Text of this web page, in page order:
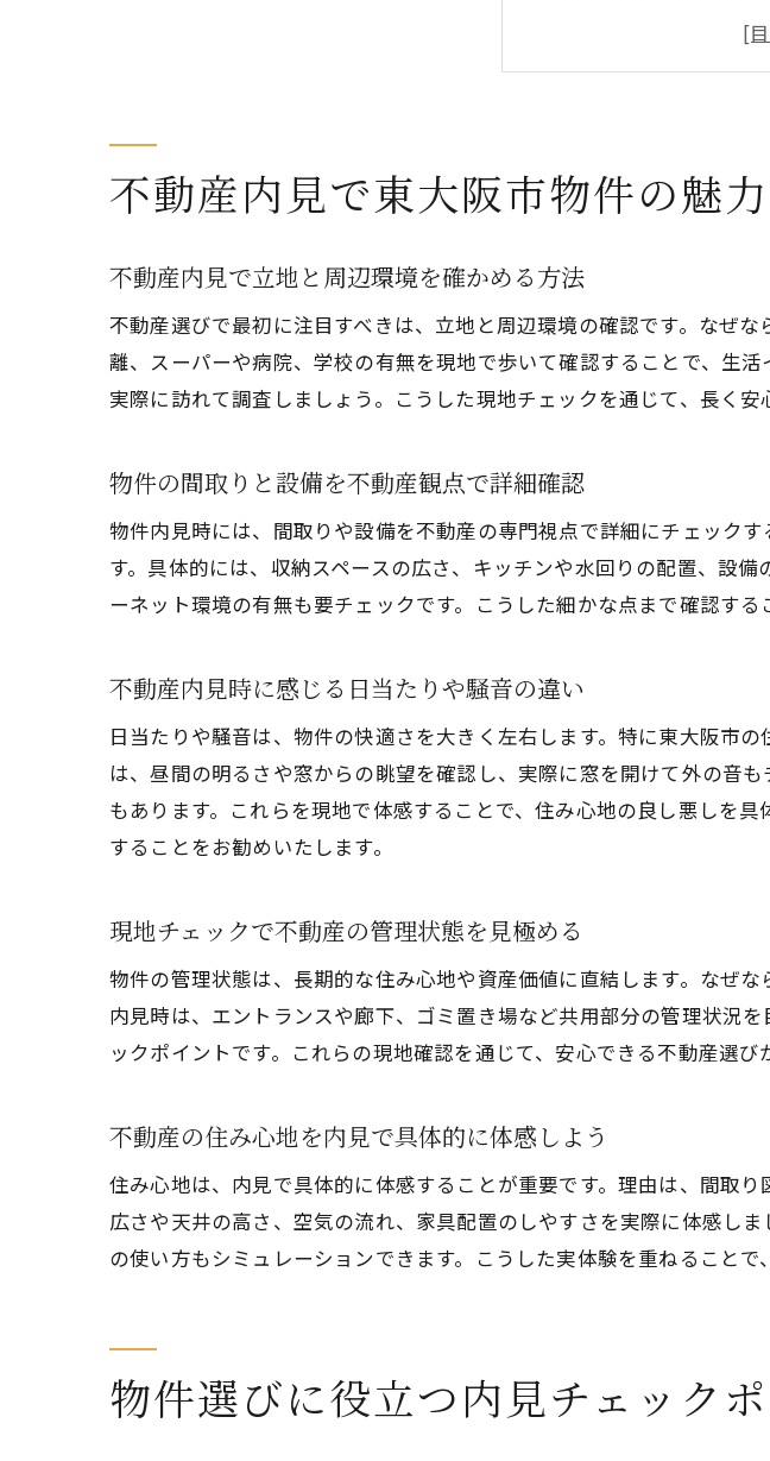
不動産内見時に
現地チェックで
不動産選びのた
不動産会社の対
不動産内見時の
住まい探しなら現地
住まいの利便性
交通アクセスや
不動産内見時は
内見で不動産の
採光や窓の向き
不動産の防音性
ライフスタイル
不動産内見で家
内見時の気にな
騒音や日当たりも内
不動産内見で騒
日当たりや風通
不動産選びで周
不動産内見で東大阪市物件の魅
不動産内見で立地と周辺環境を確かめる方法
不動産選びで最初に注目すべきは、立地と周辺環境の確認です。なぜ
離、スーパーや病院、学校の有無を現地で歩いて確認することで、生
実際に訪れて調査しましょう。こうした現地チェックを通じて、長く安
物件の間取りと設備を不動産観点で詳細確認
物件内見時には、間取りや設備を不動産の専門視点で詳細にチェック
す。具体的には、収納スペースの広さ、キッチンや水回りの配置、設
ーネット環境の有無も要チェックです。こうした細かな点まで確認す
不動産内見時に感じる日当たりや騒音の違い
日当たりや騒音は、物件の快適さを大きく左右します。特に東大阪市
は、昼間の明るさや窓からの眺望を確認し、実際に窓を開けて外の音
もあります。これらを現地で体感することで、住み心地の良し悪しを
することをお勧めいたします。
現地チェックで不動産の管理状態を見極める
物件の管理状態は、長期的な住み心地や資産価値に直結します。なぜ
内見時は、エントランスや廊下、ゴミ置き場など共用部分の管理状況
ックポイントです。これらの現地確認を通じて、安心できる不動産選び
不動産の住み心地を内見で具体的に体感しよう
住み心地は、内見で具体的に体感することが重要です。理由は、間取
広さや天井の高さ、空気の流れ、家具配置のしやすさを実際に体感し
の使い方もシミュレーションできます。こうした実体験を重ねることで
物件選びに役立つ内見チェック